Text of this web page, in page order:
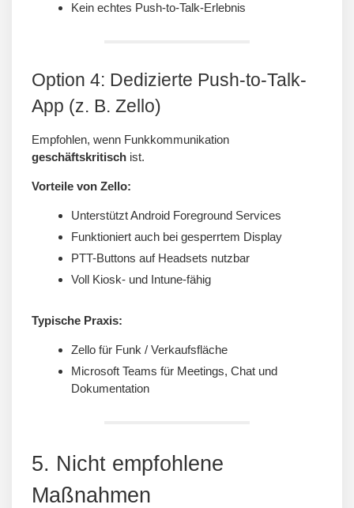
Kein echtes Push-to-Talk-Erlebnis
Option 4: Dedizierte Push-to-Talk-
App (z. B. Zello)
Empfohlen, wenn Funkkommunikation
geschäftskritisch ist.
Vorteile von Zello:
Unterstützt Android Foreground Services
Funktioniert auch bei gesperrtem Display
PTT-Buttons auf Headsets nutzbar
Voll Kiosk- und Intune-fähig
Typische Praxis:
Zello für Funk / Verkaufsfläche
Microsoft Teams für Meetings, Chat und
Dokumentation
5. Nicht empfohlene
Maßnahmen